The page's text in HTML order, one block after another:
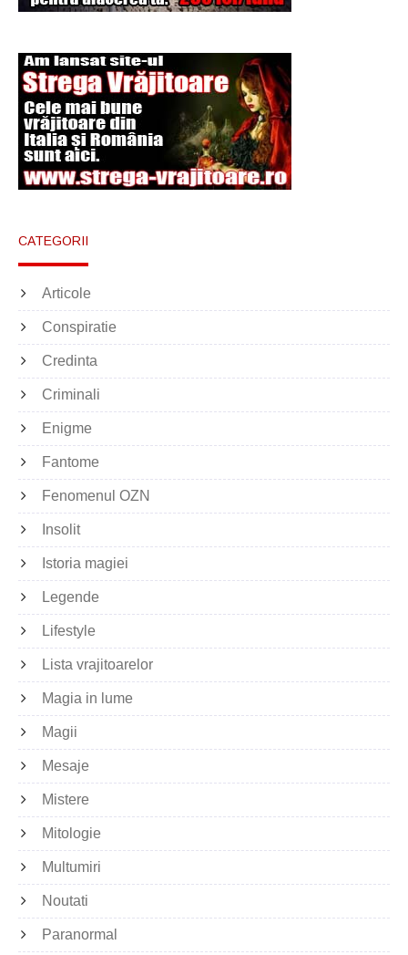
CATEGORII
Articole
Conspiratie
Credinta
Criminali
Enigme
Fantome
Fenomenul OZN
Insolit
Istoria magiei
Legende
Lifestyle
Lista vrajitoarelor
Magia in lume
Magii
Mesaje
Mistere
Mitologie
Multumiri
Noutati
Paranormal